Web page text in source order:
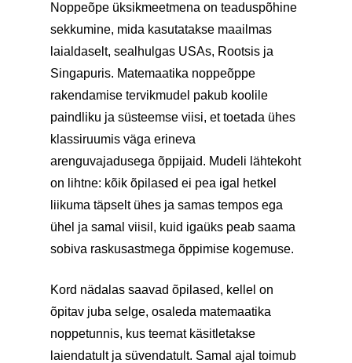
Noppeõpe üksikmeetmena on teaduspõhine
sekkumine, mida kasutatakse maailmas
laialdaselt, sealhulgas USAs, Rootsis ja
Singapuris. Matemaatika noppeõppe
rakendamise tervikmudel pakub koolile
paindliku ja süsteemse viisi, et toetada ühes
klassiruumis väga erineva
arenguvajadusega õppijaid. Mudeli lähtekoht
on lihtne: kõik õpilased ei pea igal hetkel
liikuma täpselt ühes ja samas tempos ega
ühel ja samal viisil, kuid igaüks peab saama
sobiva raskusastmega õppimise kogemuse.
Kord nädalas saavad õpilased, kellel on
õpitav juba selge, osaleda matemaatika
noppetunnis, kus teemat käsitletakse
laiendatult ja süvendatult. Samal ajal toimub